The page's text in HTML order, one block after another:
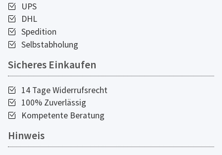
UPS
DHL
Spedition
Selbstabholung
Sicheres Einkaufen
14 Tage Widerrufsrecht
100% Zuverlässig
Kompetente Beratung
Hinweis